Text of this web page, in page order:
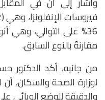
36% على التوالي، وهي
مقارنةً بالنوع السابق.
من جانبه، أكد الدكتور
لوزارة الصحة والسكان، أن
والدقيقة للوضع الوبائي